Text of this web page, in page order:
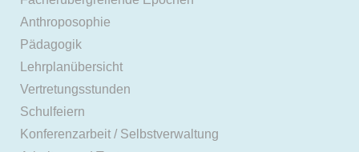
Anthroposophie
Pädagogik
Lehrplanübersicht
Vertretungsstunden
Schulfeiern
Konferenzarbeit / Selbstverwaltung